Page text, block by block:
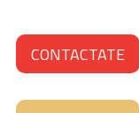
SAN JUAN
CONTACTATE